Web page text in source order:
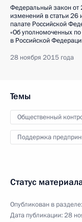
Федеральный закон
изменений в статьи
палате Российской
«Об уполномоченных
в Российской
28 ноября 2015 года
Темы
Общественный
Поддержка
Статус
Опубликован в разделе:
Дата публикации:28